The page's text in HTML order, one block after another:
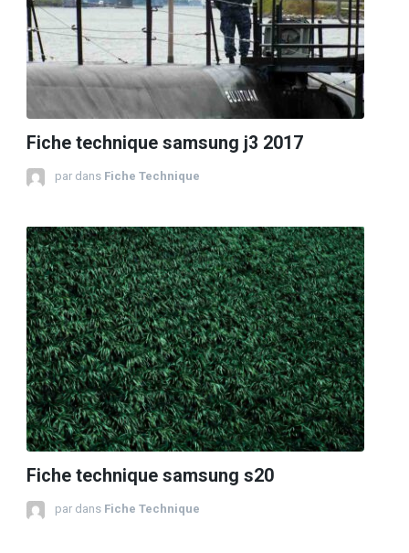
Fiche technique samsung j3 2017
par dans Fiche Technique
Fiche technique samsung s20
par dans Fiche Technique